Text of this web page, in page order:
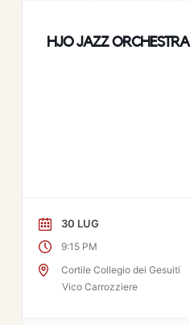
HJO JAZZ ORCHESTRA
30 LUG
9:15 PM
Cortile Collegio dei Gesuiti
Vico Carrozziere